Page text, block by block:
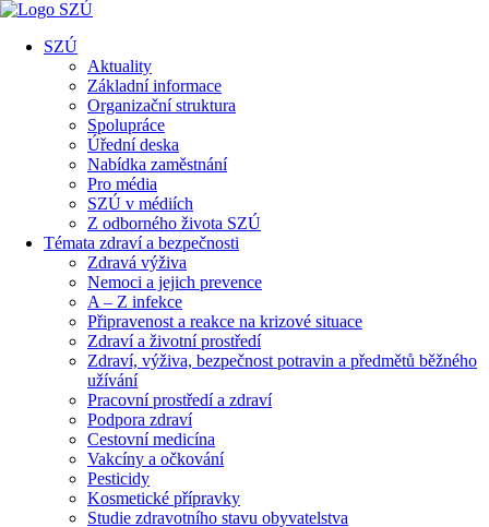
SZÚ
Aktuality
Základní informace
Organizační struktura
Spolupráce
Úřední deska
Nabídka zaměstnání
Pro média
SZÚ v médiích
Z odborného života SZÚ
Témata zdraví a bezpečnosti
Zdravá výživa
Nemoci a jejich prevence
A – Z infekce
Připravenost a reakce na krizové situace
Zdraví a životní prostředí
Zdraví, výživa, bezpečnost potravin a předmětů běžného
užívání
Pracovní prostředí a zdraví
Podpora zdraví
Cestovní medicína
Vakcíny a očkování
Pesticidy
Kosmetické přípravky
Studie zdravotního stavu obyvatelstva